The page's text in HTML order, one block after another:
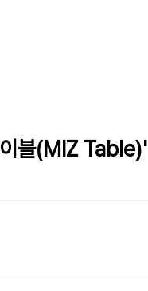
이블(MIZ Table)'